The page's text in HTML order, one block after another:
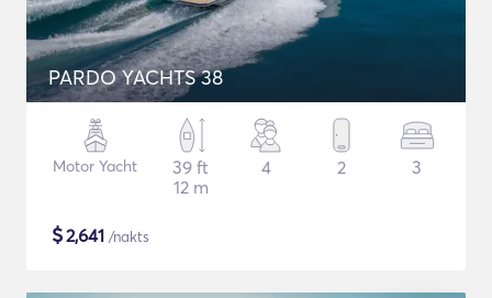
PARDO YACHTS 38
Motor Yacht
39 ft
12 m
4 2 3
$2,641 /nakts